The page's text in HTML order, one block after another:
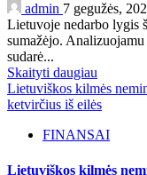
admin 7 gegužės,
Lietuvoje nedarbo lygis
sumažėjo.
sudarė...
Skaityti daugiau
Lietuviškos kilmės
ketvirčius iš eilės
FINANSAI
Lietuviškos kilmės